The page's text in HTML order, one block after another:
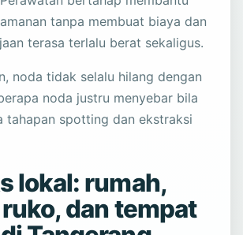
tanpa membuat biaya dan
terasa terlalu berat sekaligus.
noda tidak selalu hilang dengan
noda justru menyebar bila
tahapan spotting dan ekstraksi
lokal: rumah,
dan tempat